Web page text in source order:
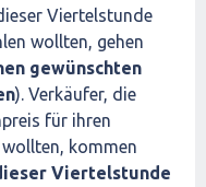
Viertelstunde
wollten, gehen
gewünschten
). Verkäufer, die
für ihren
kommen
Viertelstunde